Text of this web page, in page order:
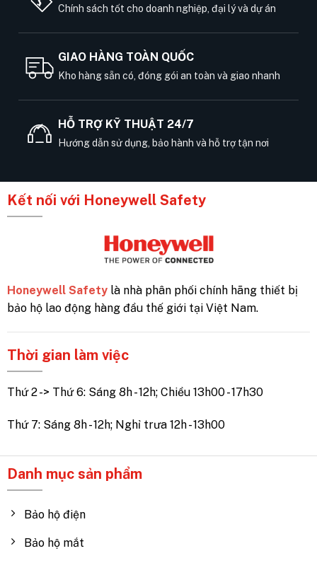
Chính sách tốt cho doanh nghiệp, đại lý và dự án
GIAO HÀNG TOÀN QUỐC
Kho hàng sẵn có, đóng gói an toàn và giao nhanh
HỖ TRỢ KỸ THUẬT 24/7
Hướng dẫn sử dụng, bảo hành và hỗ trợ tận nơi
Kết nối với Honeywell Safety
Honeywell Safety là nhà phân phối chính hãng thiết bị
bảo hộ lao động hàng đầu thế giới tại Việt Nam.
Thời gian làm việc
Thứ 2 -> Thứ 6: Sáng 8h - 12h; Chiều 13h00 - 17h30
Thứ 7: Sáng 8h - 12h; Nghỉ trưa 12h - 13h00
Danh mục sản phẩm
Bảo hộ điện
Bảo hộ mắt